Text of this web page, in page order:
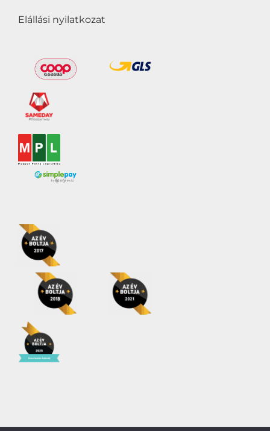
Elállási nyilatkozat